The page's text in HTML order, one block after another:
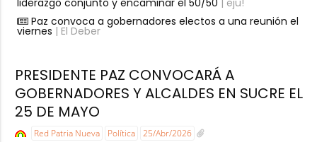
Paz convoca a gobernadores electos a una reunión el
viernes | El Deber
PRESIDENTE PAZ CONVOCARÁ A
GOBERNADORES Y ALCALDES EN SUCRE EL
25 DE MAYO
Red Patria Nueva Política 25/Abr/2026